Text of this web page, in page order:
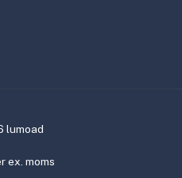
lumoad
ex. moms